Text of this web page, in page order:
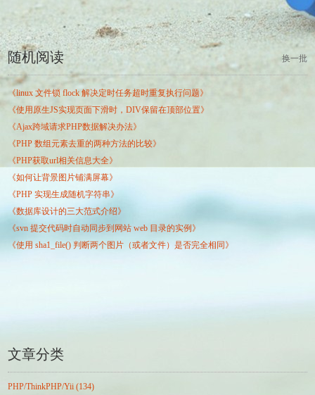
随机阅读 换一批
《linux 文件锁 flock 解决定时任务超时重复执行问题》
《使用原生JS实现页面下滑时，DIV保留在顶部位置》
《Ajax跨域请求PHP数据解决办法》
《PHP 数组元素去重的两种方法的比较》
《PHP获取url相关信息大全》
《如何让背景图片铺满屏幕》
《PHP 实现生成随机字符串》
《数据库设计的三大范式介绍》
《svn 提交代码时自动同步到网站 web 目录的实例》
《使用 sha1_file() 判断两个图片（或者文件）是否完全相同》
文章分类
PHP/ThinkPHP/Yii (134)